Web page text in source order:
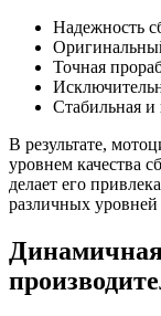
Надежность
Точная
Стабильная и
В результате,
уровнем качества
делает его
различных